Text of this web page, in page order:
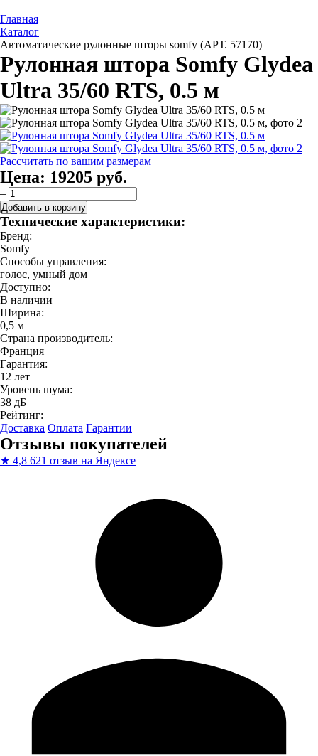
Главная
Каталог
Автоматические рулонные шторы somfy (АРТ. 57170)
Рулонная штора Somfy Glydea
Ultra 35/60 RTS, 0.5 м
Рассчитать по вашим размерам
Цена: 19205 руб.
– +
Добавить в корзину
Технические характеристики:
Бренд:
Somfy
Способы управления:
голос, умный дом
Доступно:
В наличии
Ширина:
0,5 м
Страна производитель:
Франция
Гарантия:
12 лет
Уровень шума:
38 дБ
Рейтинг:
Доставка Оплата Гарантии
Отзывы покупателей
★ 4,8 621 отзыв на Яндексе